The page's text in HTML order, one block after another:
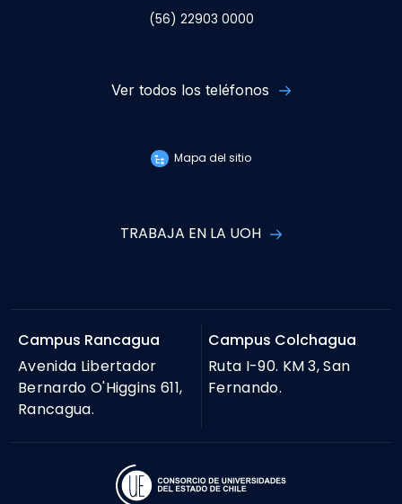
(56) 22903 0000
Ver todos los teléfonos
Mapa del sitio
TRABAJA EN LA UOH
Campus Rancagua
Avenida Libertador
Bernardo O'Higgins 611,
Rancagua.
Campus Colchagua
Ruta I-90. KM 3, San
Fernando.